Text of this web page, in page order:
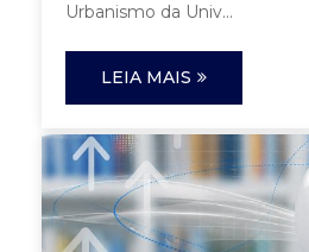
Urbanismo da Univ...
LEIA MAIS